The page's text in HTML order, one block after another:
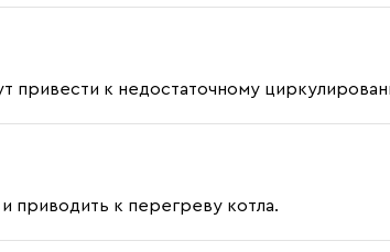
привести к недостаточному
приводить к перегреву котла.